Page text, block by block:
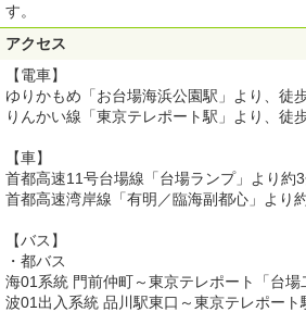
す。
アクセス
【電車】
ゆりかもめ「お台場海浜公園駅」より、徒
りんかい線「東京テレポート駅」より、徒
【車】
首都高速11号台場線「台場ランプ」より約
首都高速湾岸線「有明／臨海副都心」より
【バス】
・都バス
海01系統 門前仲町～東京テレポート「台場
波01出入系統 品川駅東口～東京テレポー